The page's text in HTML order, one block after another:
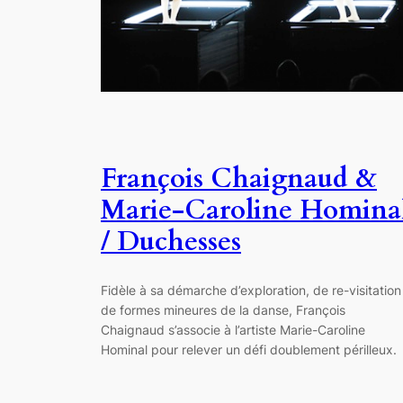
François Chaignaud &
Marie-Caroline
/ Duchesses
Fidèle à sa démarche d’exploration, de re-visitation
de formes mineures de la danse, François
Chaignaud s’associe à l’artiste Marie-Caroline
Hominal pour relever un défi doublement périlleux.